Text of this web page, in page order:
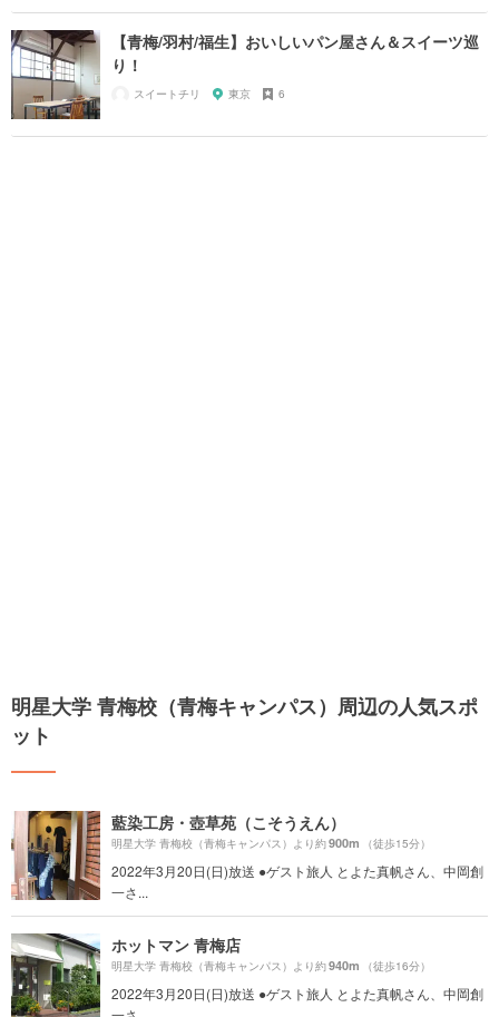
【青梅/羽村/福生】おいしいパン屋さん＆スイーツ巡
り！
スイートチリ 東京 6
明星大学 青梅校（青梅キャンパス）周辺の人気スポ
ット
藍染工房・壺草苑（こそうえん）
明星大学 青梅校（青梅キャンパス）より約900m （徒歩15分）
2022年3月20日(日)放送 ●ゲスト旅人 とよた真帆さん、中岡創
一さ...
ホットマン 青梅店
明星大学 青梅校（青梅キャンパス）より約940m （徒歩16分）
2022年3月20日(日)放送 ●ゲスト旅人 とよた真帆さん、中岡創